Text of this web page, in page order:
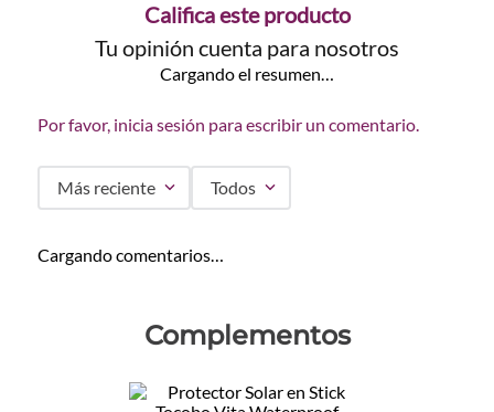
Califica este producto
Tu opinión cuenta para nosotros
Cargando el resumen…
Por favor, inicia sesión para escribir un comentario.
Más reciente Todos
Cargando comentarios…
Complementos